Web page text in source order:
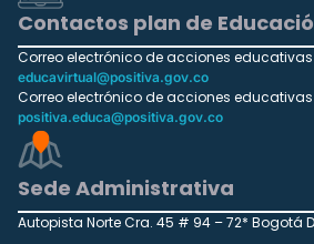
Contactos plan de
Correo electrónico de acciones
educavirtual@positiva.gov.co
Correo electrónico de acciones
positiva.educa@positiva.gov.co
Sede Administrativa
Autopista Norte Cra. 45 # 94 – 72* Bogotá